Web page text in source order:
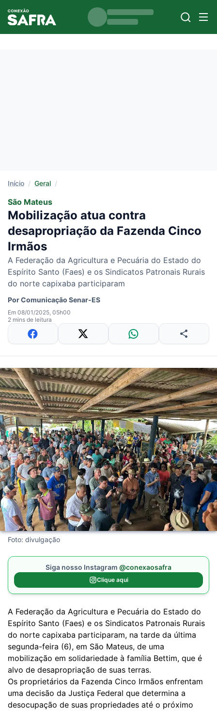
Início / Geral /
São Mateus
Mobilização atua contra
desapropriação da Fazenda Cinco
Irmãos
A Federação da Agricultura e Pecuária do Estado do
Espírito Santo (Faes) e os Sindicatos Patronais Rurais
do norte capixaba participaram
PorComunicação Senar-ES
Em 08/01/2025, 05h00
2 mins de leitura
Foto: divulgação
Siga nosso Instagram @conexaosafra
Clique aqui
A Federação da Agricultura e Pecuária do Estado do
Espírito Santo (Faes) e os Sindicatos Patronais Rurais
do norte capixaba participaram, na tarde da última
segunda-feira (6), em São Mateus, de uma
mobilização em solidariedade à família Bettim, que é
alvo de desapropriação de suas terras.
Os proprietários da Fazenda Cinco Irmãos enfrentam
uma decisão da Justiça Federal que determina a
desocupação de suas propriedades até o próximo